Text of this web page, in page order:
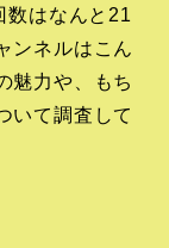
数はなんと21
ンネルはこん
魅力や、もち
いて調査して